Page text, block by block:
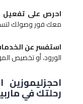
احرص على
معك فور وصولك
استفسر عن
الورود، أو تخصيص
احجزليموزين
رحلتك في